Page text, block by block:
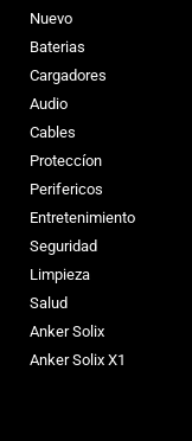
Nuevo
Baterias
Cargadores
Audio
Cables
Proteccíon
Perifericos
Entretenimiento
Seguridad
Limpieza
Salud
Anker Solix
Anker Solix X1